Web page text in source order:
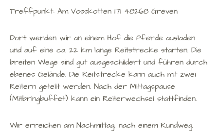
Treffpunkt: Am Vosskotten 171 48268 Greven
Dort werden wir an einem Hof die Pferde ausladen
und auf eine ca. 22 km lange Reitstrecke starten. Die
breiten Wege sind gut ausgeschildert und führen durch
ebenes Gelände. Die Reitstrecke kann auch mit zwei
Reitern geteilt werden. Nach der Mittagspause
(Mitbringbuffet) kann ein Reiterwechsel stattfinden.
Wir erreichen am Nachmittag, nach einem Rundweg,